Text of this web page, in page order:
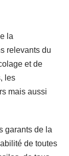
la
relevants du
et de
les
mais aussi
garants de la
de toutes